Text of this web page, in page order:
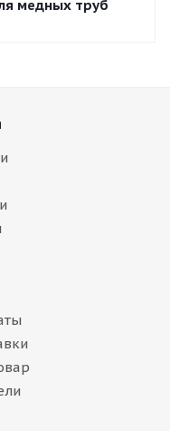
медных труб